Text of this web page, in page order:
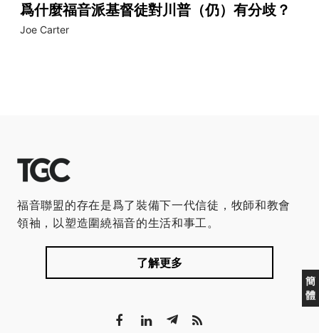
爲什麼福音派基督徒對川普（仍）有分歧？
Joe Carter
簡
體
福音聯盟的存在是爲了裝備下一代信徒，牧師和教會
領袖，以塑造圍繞福音的生活和事工。
了解更多